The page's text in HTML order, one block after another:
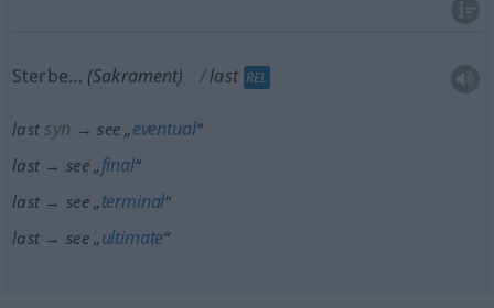
Sterbe… (Sakrament) last REL
last syn → see „eventual“
last → see „final“
last → see „terminal“
last → see „ultimate“